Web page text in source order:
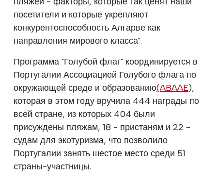
посетители и которые укрепляют
конкурентоспособность Алгарве как
направления мирового класса".
Программа "Голубой флаг" координируется в
Португалии Ассоциацией Голубого флага по
окружающей среде и образованию(ABAAE),
которая в этом году вручила 444 награды по
всей стране, из которых 404 были
присуждены пляжам, 18 - пристаням и 22 -
судам для экотуризма, что позволило
Португалии занять шестое место среди 51
страны-участницы.